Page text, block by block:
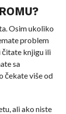
Osim ukoliko
problem
čitate knjigu ili
sa
čekate više od
ali ako niste